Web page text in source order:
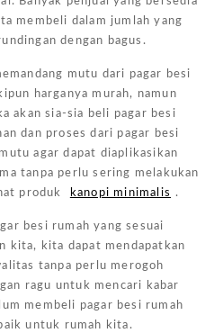
membeli dalam jumlah yang
dengan bagus.
mutu dari pagar besi
harganya murah, namun
akan sia-sia beli pagar besi
dan proses dari pagar besi
agar dapat diaplikasikan
tanpa perlu sering melakukan
produk
kanopi minimalis .
besi rumah yang sesuai
kita, kita dapat mendapatkan
tanpa perlu merogoh
ragu untuk mencari kabar
membeli pagar besi rumah
untuk rumah kita.